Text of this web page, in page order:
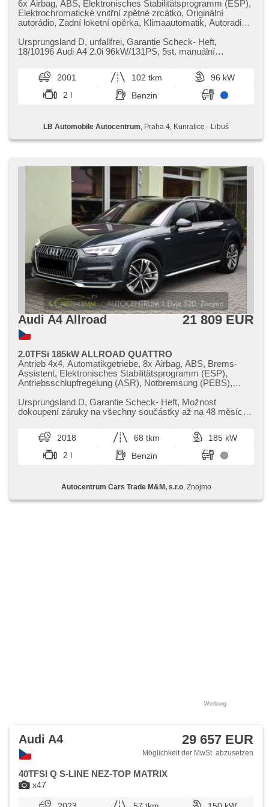
6x Airbag, ABS, Elektronisches Stabilitätsprogramm (ESP),
Elektrochromatické vnitřní zpětné zrcátko, Originální
autorádio, Zadní loketní opěrka, Klimaautomatik, Autoradio,
Funkfernbedienung, El. Seitenscheiben, El. Spiegel,
Wegfahrsperre, kazetový přehrávač, Alufelgen,
Servolenkung, Antriebsschlupfregelung (ASR),
Scheibenwischersensor, tónovaná skla, beheizte Spiegel,
Ausziehbare Kopflehnen, höheneinstellbare Sitze,
höheneinstellbare Fahrersitz, 2-Zonen Klimaanlage
Ursprungsland D,​ unfallfrei,​ Garantie Scheck​- Heft,​
18/10196 Audi A4 2.0i 96kW/131PS,​ 5st. manuální
2001 102 tkm
96 kW
2 l
Benzin
LB Automobile Autocentrum , Praha 4, Kunratice - Libuš
Audi A4 Allroad 21 809 EUR
2.0TFSi 185kW ALLROAD QUATTRO
Antrieb 4x4, Automatikgetriebe, 8x Airbag, ABS, Brems-
Assistent, Elektronisches Stabilitätsprogramm (ESP),
Antriebsschlupfregelung (ASR), Notbremsung (PEBS),
do kopce (HSA), Uhr Spur, Blind Spot Anzeige, asistent
jízdy v koloně, asistent změny jízdního pruhu, asistent jízdy
Servolenkung, Klimaautomatik, Adaptive
Geschwindigkeitsregelung, LED adaptivní světlomety, LED
denní svícení, Alufelgen, Bordcomputer, hlasové ovládání
palubního počítače, digitální přístrojový štít, volba jízdního
Fahrkamera, bezklíčové startování, bezklíčové odemykání,
Lichtsensor, Scheibenwischersensor, Lenkrad einstellbar,
Ursprungsland D,​ Garantie Scheck​- Heft,​ Možnost
dokoupení záruky na všechny součástky až na 48 měsíců.
2018 68 tkm
185 kW
2 l
Benzin
Autocentrum Cars Trade M&M, s.r.o, Znojmo
Werbung
x47
Audi A4 29 657 EUR
Möglichkeit der MwSt. abzusetzen
40TFSI Q S-LINE NEZ-TOP MATRIX